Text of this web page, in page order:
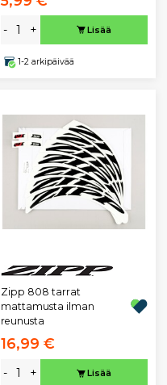
- + Lisää
1-2 arkipäivää
Zipp 808 tarrat
mattamusta ilman
reunusta
16,99 €
- + Lisää